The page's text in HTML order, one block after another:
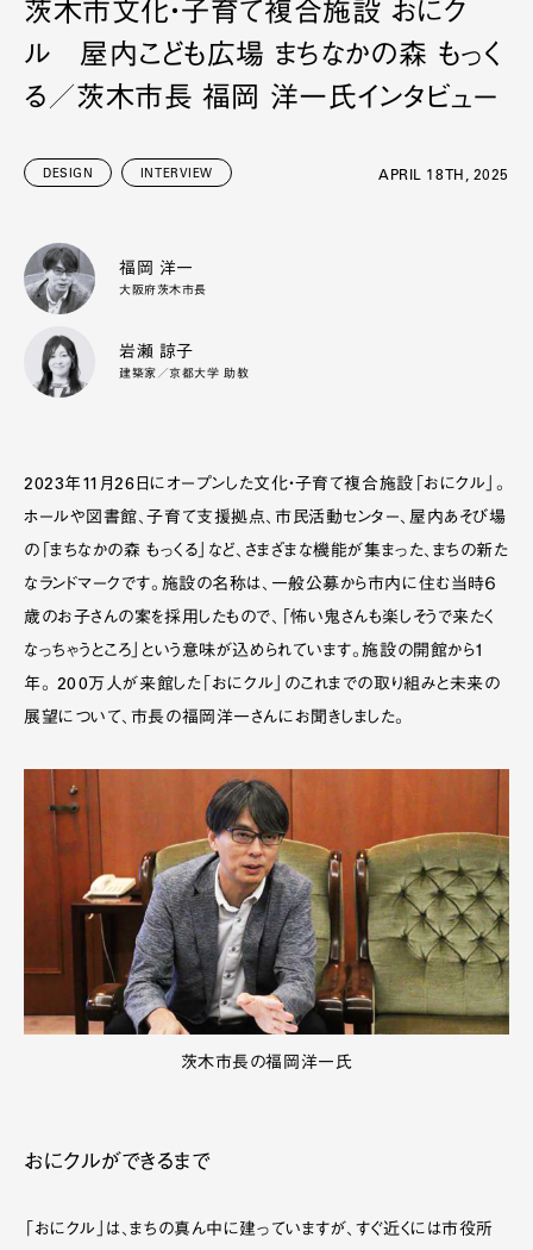
茨木市文化・子育て複合施設 おにク
ル 屋内こども広場 まちなかの森 もっく
る／茨木市長 福岡 洋一氏インタビュー
DESIGN INTERVIEW APRIL 18TH, 2025
福岡 洋一
大阪府茨木市長
岩瀬 諒子
建築家／京都大学 助教
2023年11月26日にオープンした文化・子育て複合施設「おにクル」。
ホールや図書館、子育て支援拠点、市民活動センター、屋内あそび場
の「まちなかの森 もっくる」など、さまざまな機能が集まった、まちの新た
なランドマークです。施設の名称は、一般公募から市内に住む当時６
歳のお子さんの案を採用したもので、「怖い鬼さんも楽しそうで来たく
なっちゃうところ」という意味が込められています。施設の開館から１
年。 200万人が来館した「おにクル」のこれまでの取り組みと未来の
展望について、市長の福岡洋一さんにお聞きしました。
茨木市長の福岡洋一氏
おにクルができるまで
「おにクル」は、まちの真ん中に建っていますが、すぐ近くには市役所